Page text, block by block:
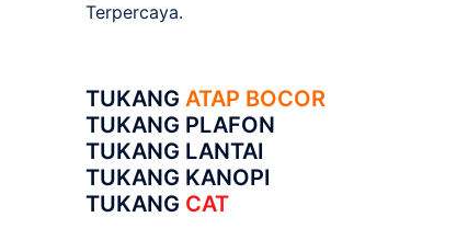
Terpercaya.
TUKANG ATAP BOCOR
TUKANG PLAFON
TUKANG LANTAI
TUKANG KANOPI
TUKANG CAT